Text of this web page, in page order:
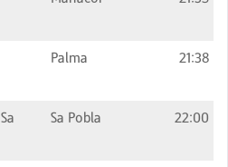
Palma 21:38
Sa Pobla 22:00